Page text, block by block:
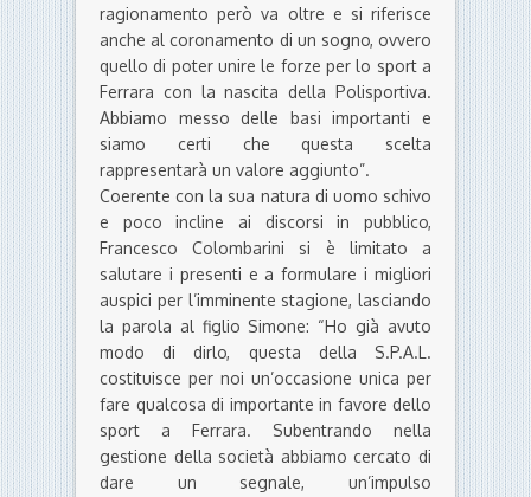
ragionamento però va oltre e si riferisce
anche al coronamento di un sogno, ovvero
quello di poter unire le forze per lo sport a
Ferrara con la nascita della Polisportiva.
Abbiamo messo delle basi importanti e
siamo certi che questa scelta
rappresentarà un valore aggiunto”.
Coerente con la sua natura di uomo schivo
e poco incline ai discorsi in pubblico,
Francesco Colombarini si è limitato a
salutare i presenti e a formulare i migliori
auspici per l’imminente stagione, lasciando
la parola al figlio Simone: “Ho già avuto
modo di dirlo, questa della S.P.A.L.
costituisce per noi un’occasione unica per
fare qualcosa di importante in favore dello
sport a Ferrara. Subentrando nella
gestione della società abbiamo cercato di
dare un segnale, un’impulso